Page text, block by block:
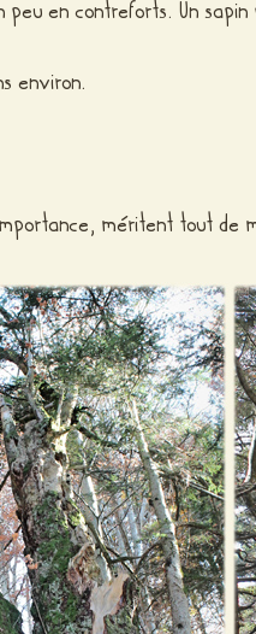
peu en contreforts. Un
environ.
méritent tout de